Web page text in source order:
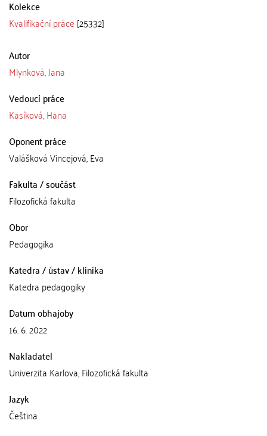
Kolekce
Kvalifikační práce [25332]
Autor
Mlynková, Jana
Vedoucí práce
Kasíková, Hana
Oponent práce
Valášková Vincejová, Eva
Fakulta / součást
Filozofická fakulta
Obor
Pedagogika
Katedra / ústav / klinika
Katedra pedagogiky
Datum obhajoby
16. 6. 2022
Nakladatel
Univerzita Karlova, Filozofická fakulta
Jazyk
Čeština